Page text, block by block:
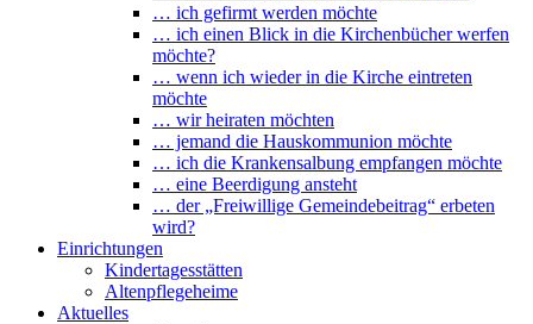
… ich gefirmt werden möchte
… ich einen Blick in die Kirchenbücher werfen
möchte?
… wenn ich wieder in die Kirche eintreten
möchte
… wir heiraten möchten
… jemand die Hauskommunion möchte
… ich die Krankensalbung empfangen möchte
… eine Beerdigung ansteht
… der „Freiwillige Gemeindebeitrag“ erbeten
wird?
Einrichtungen
Kindertagesstätten
Altenpflegeheime
Aktuelles